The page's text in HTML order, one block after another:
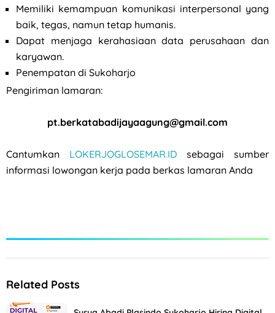
Memiliki kemampuan komunikasi interpersonal yang
baik, tegas, namun tetap humanis.
⁠Dapat menjaga kerahasiaan data perusahaan dan
karyawan.
Penempatan di Sukoharjo
Pengiriman lamaran:
pt.berkatabadijayaagung@gmail.com
Cantumkan LOKERJOGLOSEMAR.ID sebagai sumber
informasi lowongan kerja pada berkas lamaran Anda
Related Posts